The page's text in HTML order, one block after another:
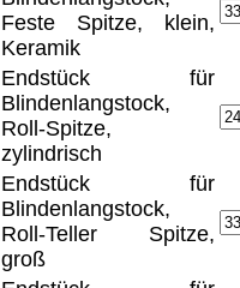
Feste Spitze, klein,
Keramik
Endstück für
Blindenlangstock,
Roll-Spitze,
zylindrisch
Endstück für
Blindenlangstock,
Roll-Teller Spitze,
groß